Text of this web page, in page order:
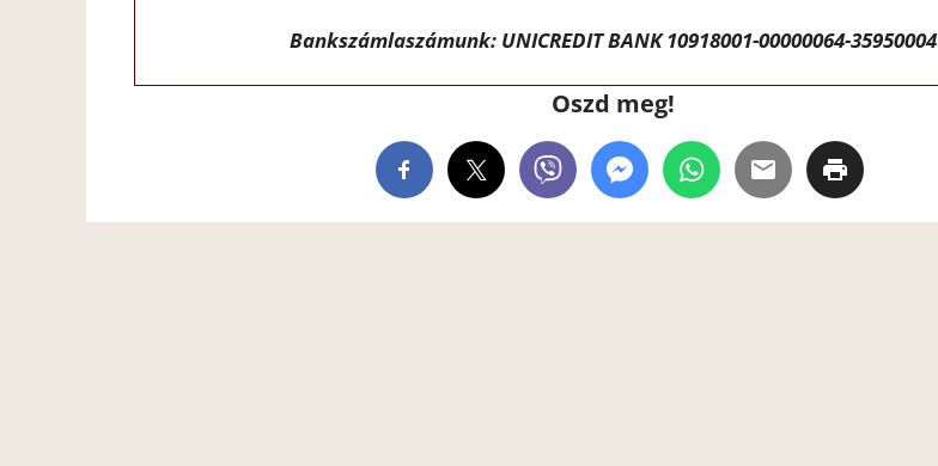
Bankszámlaszámunk: UNICREDIT BANK 10918001-00000064-35950004
Oszd meg!